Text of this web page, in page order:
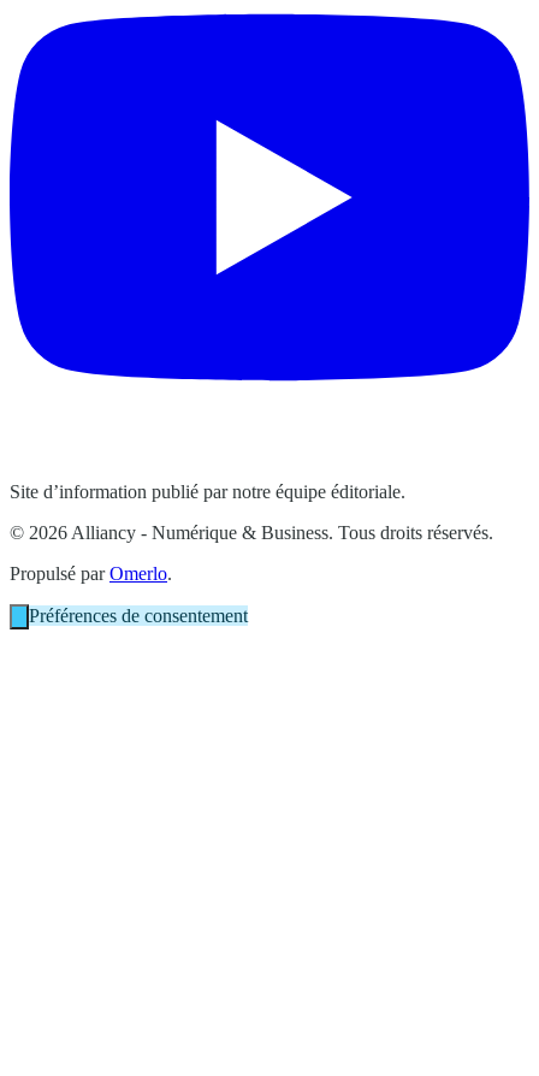
Site d’information publié par notre équipe éditoriale.
© 2026 Alliancy - Numérique & Business. Tous droits réservés.
Propulsé parOmerlo.
Préférences de consentement